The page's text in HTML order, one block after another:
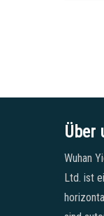
Über
Wuhan
Ltd. ist